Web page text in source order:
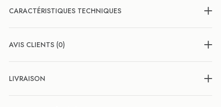
CARACTÉRISTIQUES TECHNIQUES
AVIS CLIENTS (0)
LIVRAISON